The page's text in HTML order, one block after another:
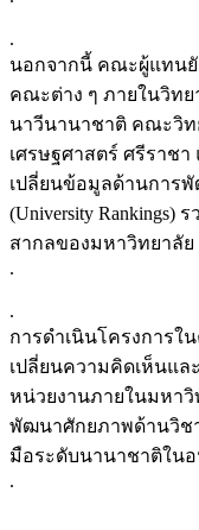
.
นอกจากนี้ คณะผู้แทนยั
คณะต่าง ๆ ภายในวิท
นาวีนานาชาติ คณะวิ
เศรษฐศาสตร์ ศรีราช
เปลี่ยนข้อมูลด้านการ
(University
สากลของมหาวิทยาลัย
.
.
การดำเนินโครงการใ
เปลี่ยนความคิดเห็นแล
หน่วยงานภายในมหาวิ
พัฒนาศักยภาพด้านวิช
มือระดับนานาชาติใน
.